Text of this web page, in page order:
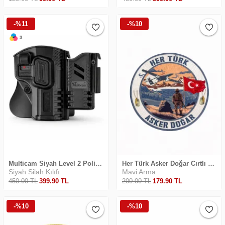
-%11
3
Multicam Siyah Level 2 Polimer Şarjörlü Silah Kılıfı
Siyah Silah Kılıfı
450.00TL 399.90 TL
-%10
Her Türk Asker Doğar Cırtlı Arma
Mavi Arma
200.00TL 179.90 TL
-%10 -%10
Safari Yapay Zeka Ürün Bulma Asistanı
malzemesi, taktik giyim ve ekipman
arasından aradığınız ürünü bulmanıza
yardımcı olabilirim. Ne aramıştınız? 👮‍♂️